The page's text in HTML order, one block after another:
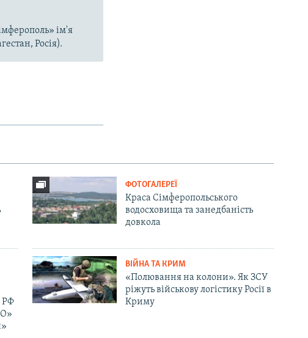
ім'я
Росія).
ФОТОГАЛЕРЕЇ
Краса Сімферопольського
водосховища та занедбаність
довкола
РФ
ВІЙНА ТА КРИМ
«Полювання на колони». Як ЗСУ
ріжуть військову логістику Росії в
Криму